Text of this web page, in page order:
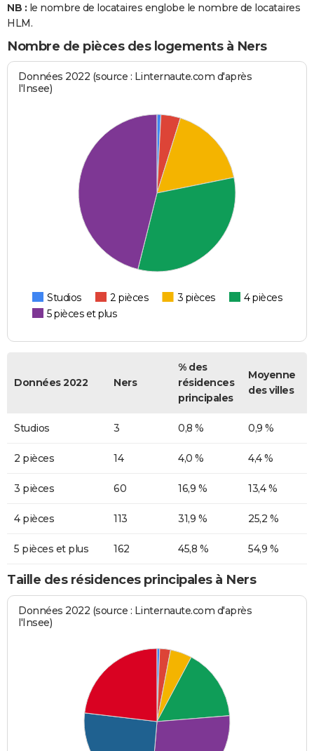
NB : le nombre de locataires englobe le nombre de locataires
HLM.
Nombre de pièces des logements à Ners
Données 2022 (source : Linternaute.com d'après
l'Insee)
Studios 2 pièces 3 pièces
4 pièces
5 pièces et plus
Données 2022 Ners
% des
résidences
principales
Moyenne
des villes
Studios 3 0,8 % 0,9 %
2 pièces 14 4,0 % 4,4 %
3 pièces 60 16,9 % 13,4 %
4 pièces 113 31,9 % 25,2 %
5 pièces et plus 162 45,8 % 54,9 %
Taille des résidences principales à Ners
Données 2022 (source : Linternaute.com d'après
l'Insee)